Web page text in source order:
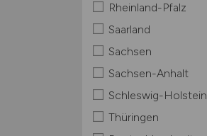
Rheinland-Pfalz
Saarland
Sachsen
Sachsen-Anhalt
Schleswig-Holstein
Thüringen